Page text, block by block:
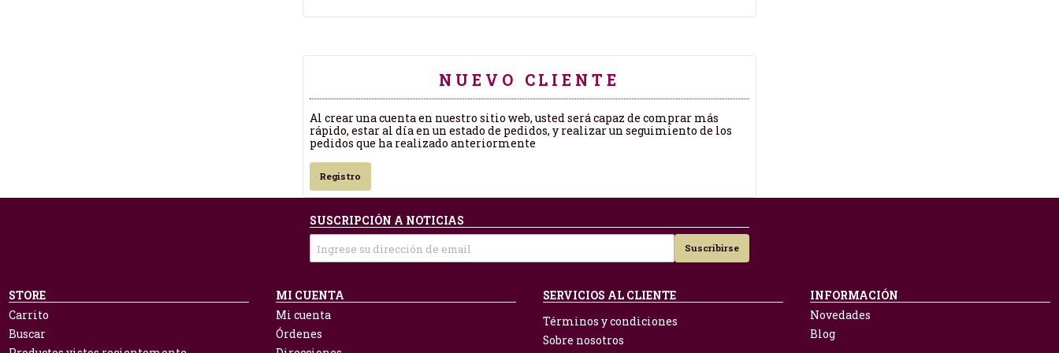
NUEVO CLIENTE
Al crear una cuenta en nuestro sitio web, usted será capaz de comprar más
rápido, estar al día en un estado de pedidos, y realizar un seguimiento de los
pedidos que ha realizado anteriormente
Registro
SUSCRIPCIÓN A NOTICIAS
Suscribirse
STORE
Carrito
Buscar
MI CUENTA
Mi cuenta
Órdenes
SERVICIOS AL CLIENTE
Términos y condiciones
Sobre nosotros
INFORMACIÓN
Novedades
Blog